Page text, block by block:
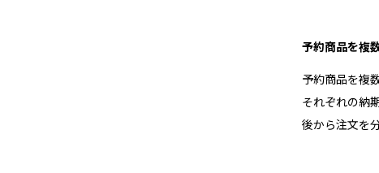
予約商品を複
予約商品を複
それぞれの納
後から注文を